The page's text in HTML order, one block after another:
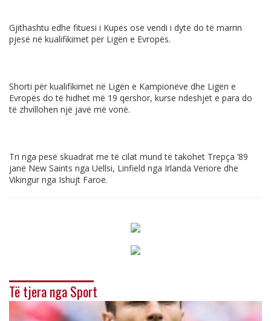
Gjithashtu edhe fituesi i Kupës ose vendi i dytë do të marrin
pjesë në kualifikimet për Ligën e Evropës.
Shorti për kualifikimet në Ligën e Kampionëve dhe Ligën e
Evropës do të hidhet më 19 qershor, kurse ndeshjet e para do
të zhvillohen një javë më vonë.
Tri nga pesë skuadrat me të cilat mund të takohet Trepça ’89
janë New Saints nga Uellsi, Linfield nga Irlanda Veriore dhe
Vikingur nga Ishujt Faroe.
Të tjera nga Sport